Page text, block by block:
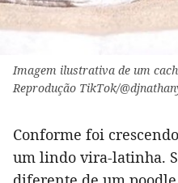
Imagem ilustrativa de um
Reprodução TikTok/
Conforme foi
um lindo vira-latinha.